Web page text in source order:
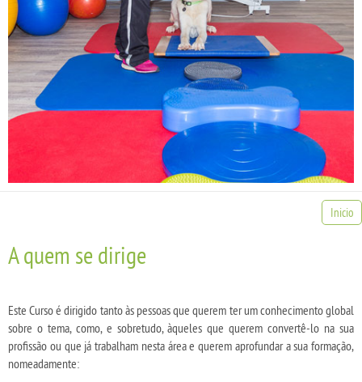
Inicio
A quem se dirige
Este Curso é dirigido tanto às pessoas que querem ter um conhecimento global
sobre o tema, como, e sobretudo, àqueles que querem convertê-lo na sua
profissão ou que já trabalham nesta área e querem aprofundar a sua formação,
nomeadamente: